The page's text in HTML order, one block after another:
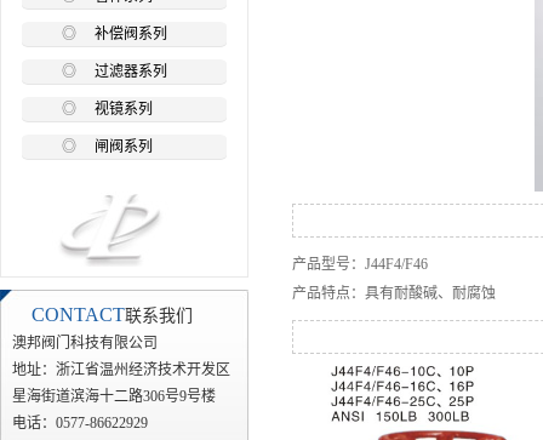
◎ 补偿阀系列
◎ 过滤器系列
◎ 视镜系列
◎ 闸阀系列
CONTACT联系我们
澳邦阀门科技有限公司
地址：浙江省温州经济技术开发区
星海街道滨海十二路306号9号楼
电话：0577-86622929
产品型号：J44F4/F46
产品特点：具有耐酸碱、耐腐蚀